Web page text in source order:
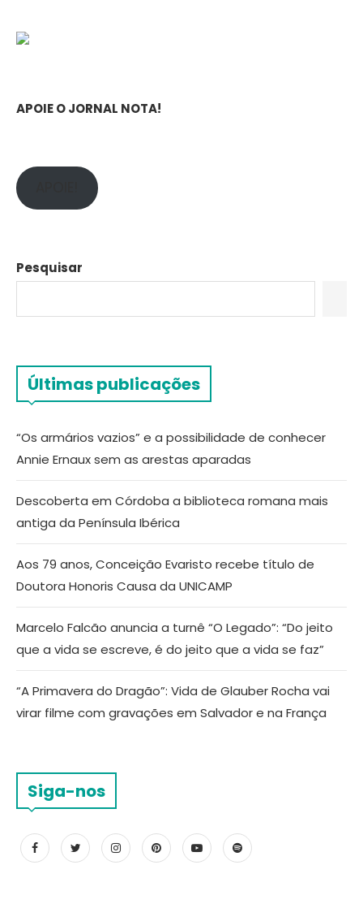
APOIE O JORNAL NOTA!
Pesquisar
Últimas publicações
“Os armários vazios” e a possibilidade de conhecer
Annie Ernaux sem as arestas aparadas
Descoberta em Córdoba a biblioteca romana mais
antiga da Península Ibérica
Aos 79 anos, Conceição Evaristo recebe título de
Doutora Honoris Causa da UNICAMP
Marcelo Falcão anuncia a turnê “O Legado”: “Do jeito
que a vida se escreve, é do jeito que a vida se faz”
“A Primavera do Dragão”: Vida de Glauber Rocha vai
virar filme com gravações em Salvador e na França
Siga-nos